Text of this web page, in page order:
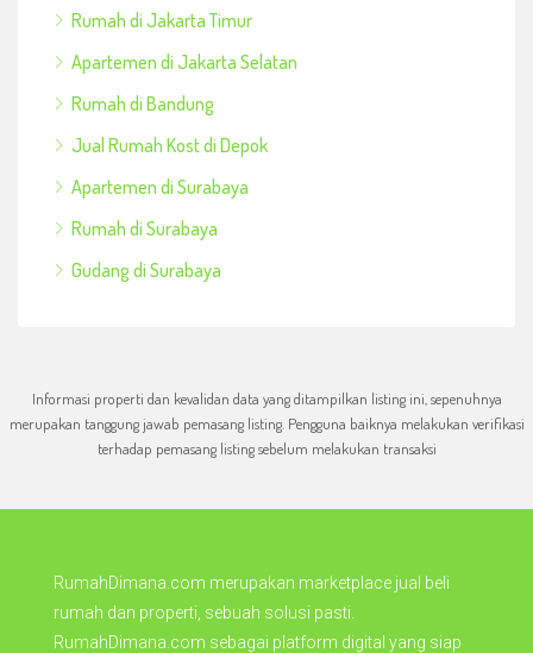
Rumah di Jakarta Timur
Apartemen di Jakarta Selatan
Rumah di Bandung
Jual Rumah Kost di Depok
Apartemen di Surabaya
Rumah di Surabaya
Gudang di Surabaya
Informasi properti dan kevalidan data yang ditampilkan listing ini, sepenuhnya
merupakan tanggung jawab pemasang listing. Pengguna baiknya melakukan verifikasi
terhadap pemasang listing sebelum melakukan transaksi
RumahDimana.com merupakan marketplace jual beli
rumah dan properti, sebuah solusi pasti.
RumahDimana.com sebagai platform digital yang siap